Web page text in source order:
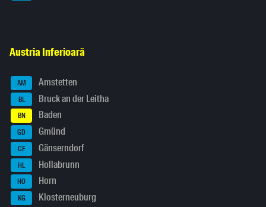
Austria Inferioară
AM Amstetten
BL Bruck an der Leitha
BN Baden
GD Gmünd
GF Gänserndorf
HL Hollabrunn
HO Horn
KG Klosterneuburg